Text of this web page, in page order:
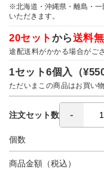
※北海道・沖縄県・離島・一
いただきます。
20セット から送料
途配送料がかかる場合がご
1セット6個入（
ただいまこの商品はお買い
注文セット数
個数
商品金額（税込）